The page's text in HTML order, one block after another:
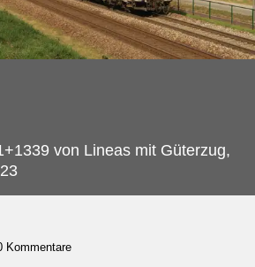
von Lineas mit Güterzug,
Kommentare